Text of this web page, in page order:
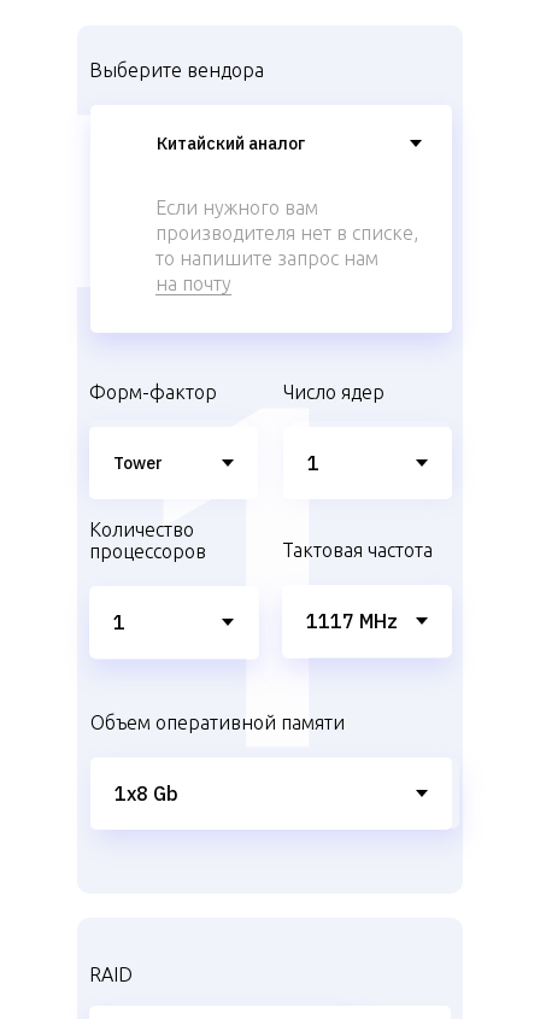
Форм-фактор
Количество
процессоров
Число ядер
Тактовая частота
Объем оперативной памяти
Выберите вендора
RAID
Если нужного вам
производителя нет в списке,
то напишите запрос нам
на почту